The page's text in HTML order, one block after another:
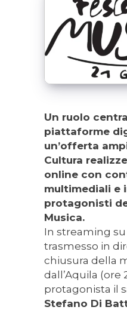
Un ruolo
piattaforme
un’offerta
Cultura
online con
multimediali e
protagonisti
Musica.
In streaming su
trasmesso in
chiusura della
dall’Aquila (ore
protagonista il
Stefano Di